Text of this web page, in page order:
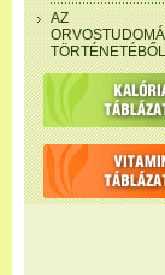
AZ
TÖRTÉNETÉBŐL